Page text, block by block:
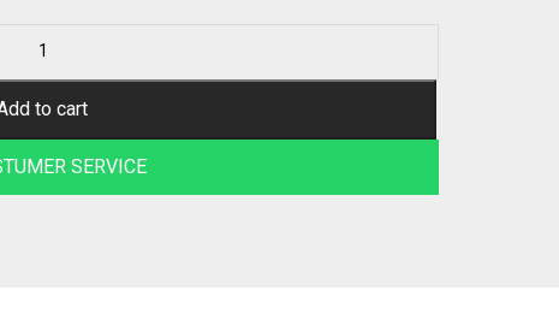
to cart
SERVICE